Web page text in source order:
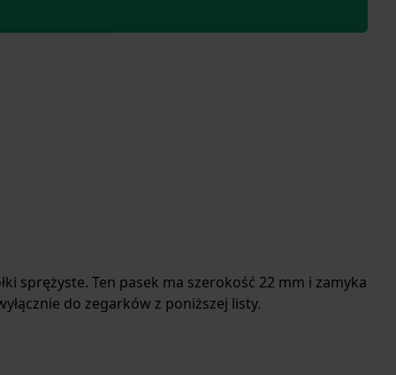
sprężyste. Ten pasek ma szerokość 22 mm i zamyka
do zegarków z poniższej listy.